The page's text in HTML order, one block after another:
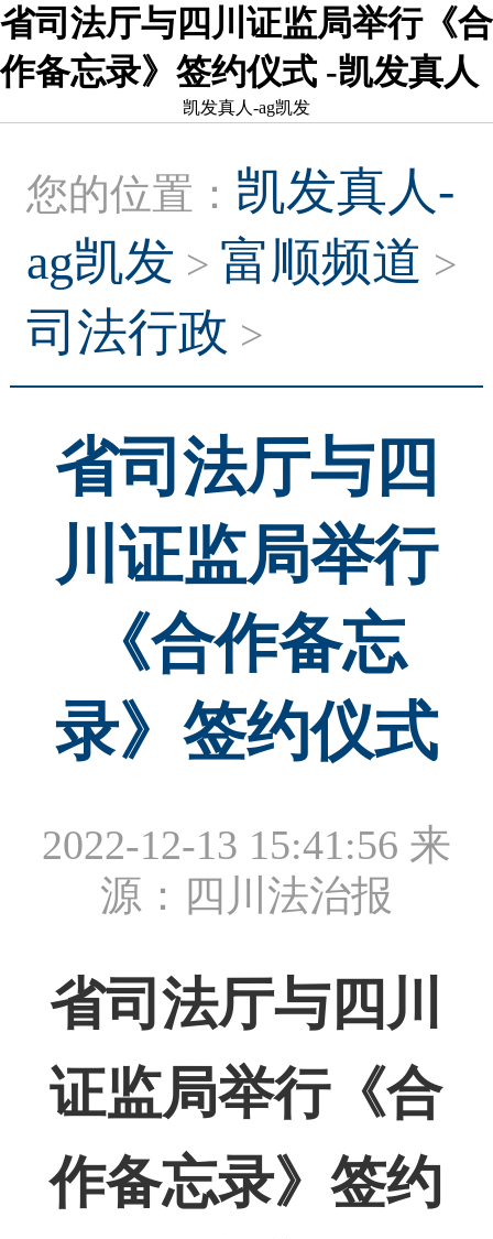
省司法厅与四川证监局举行《合
作备忘录》签约仪式 -凯发真人
凯发真人-ag凯发
您的位置： 凯发真人-
ag凯发 > 富顺频道 >
司法行政 >
省司法厅与四
川证监局举行
《合作备忘
录》签约仪式
2022-12-13 15:41:56 来
源：四川法治报
省司法厅与四川
证监局举行《合
作备忘录》签约